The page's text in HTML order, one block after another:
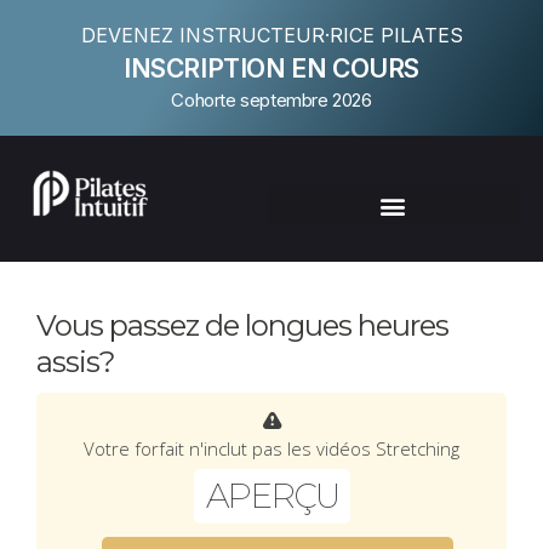
DEVENEZ INSTRUCTEUR·RICE PILATES
INSCRIPTION EN COURS
Cohorte septembre 2026
Vous passez de longues heures
assis?
Votre forfait n'inclut pas les vidéos Stretching
APERÇU